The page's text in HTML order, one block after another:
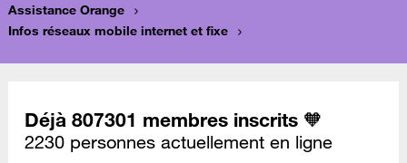
Assistance Orange
Infos réseaux mobile internet et fixe
Déjà 807301 membres inscrits 🧡
2230 personnes actuellement en ligne